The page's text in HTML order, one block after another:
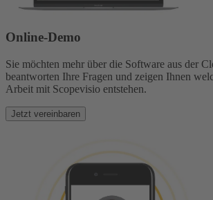
Online-Demo
Sie möchten mehr über die Software aus der
beantworten Ihre Fragen und zeigen Ihnen
Arbeit mit Scopevisio entstehen.
Jetzt vereinbaren